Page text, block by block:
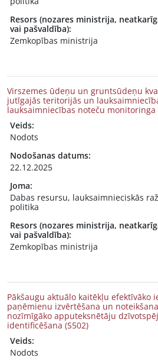
Resors (nozares ministrija,
vai pašvaldība):
Zemkopības ministrija
Virszemes ūdeņu un gruntsūdeņu
jutīgajās teritorijās un
lauksaimniecības noteču
Veids:
Nodots
Nodošanas datums:
22.12.2025
Joma:
Dabas resursu, lauksaimnieciskās
politika
Resors (nozares ministrija,
vai pašvaldība):
Zemkopības ministrija
Pākšaugu aktuālo kaitēkļu efektīvāko
paņēmienu izvērtēšana un
nozīmīgāko apputeksnētāju
identificēšana (S502)
Veids:
Nodots